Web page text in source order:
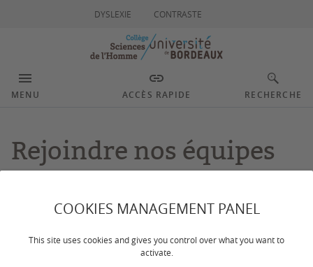
COOKIES MANAGEMENT PANEL
This site uses cookies and gives you control over what you want to
activate.
DYSLEXIE CONTRASTE
MENU ACCÈS RAPIDE RECHERCHE
Rejoindre nos équipes
Envie de rejoindre les équipes du collège Sciences de
l'Homme de l'université de Bordeaux ? Retrouvez nos